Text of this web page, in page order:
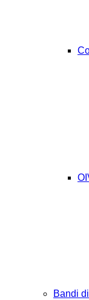
Bandi